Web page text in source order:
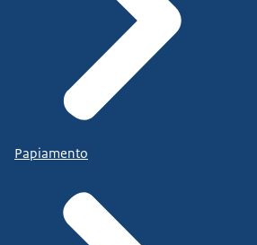
Papiamento